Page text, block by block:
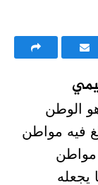
الوطن
فيه مواطن
مواطن
يجعله